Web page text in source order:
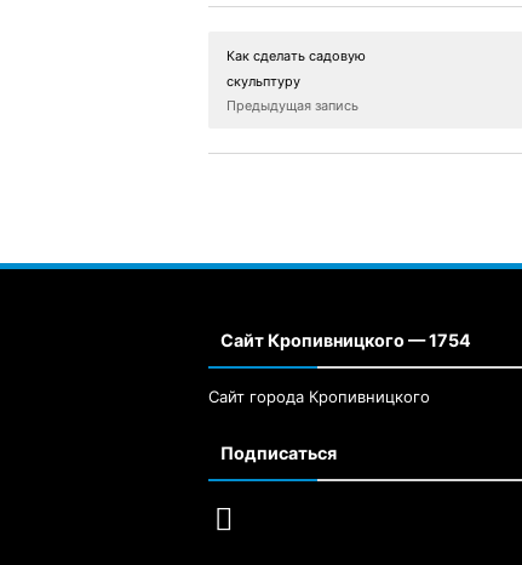
Как сделать садовую
скульптуру
Предыдущая запись
Сайт Кропивницкого — 1754
Сайт города Кропивницкого
Подписаться